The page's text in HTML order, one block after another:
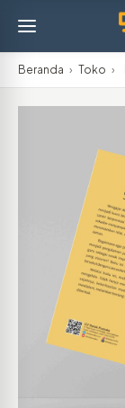
Beranda › Toko ›